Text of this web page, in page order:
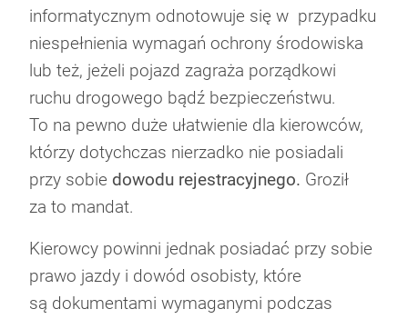
Miejmy baczenie na zmiany w przepisach
drogowych
Zespół LETNI i marka Moje Auto: Nowa
Kampania Muzyczna w rytmie latino!
Co to jest płyn hamulcowy DOT 4?
10 rad dla kobiet od Rajdowego Mistrza
Europy
informatycznym odnotowuje się w przypadku
niespełnienia wymagań ochrony środowiska
lub też, jeżeli pojazd zagraża porządkowi
ruchu drogowego bądź bezpieczeństwu.
To na pewno duże ułatwienie dla kierowców,
którzy dotychczas nierzadko nie posiadali
przy sobie dowodu rejestracyjnego. Groził
za to mandat.
Kierowcy powinni jednak posiadać przy sobie
prawo jazdy i dowód osobisty, które
są dokumentami wymaganymi podczas